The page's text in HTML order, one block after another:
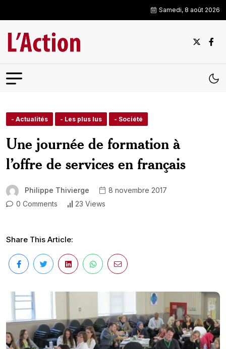
Samedi, 8 août 2026
- Actualités - Les plus lus - Société
Une journée de formation à
l’offre de services en français
Philippe Thivierge
8 novembre 2017
0 Comments
23 Views
Share This Article: